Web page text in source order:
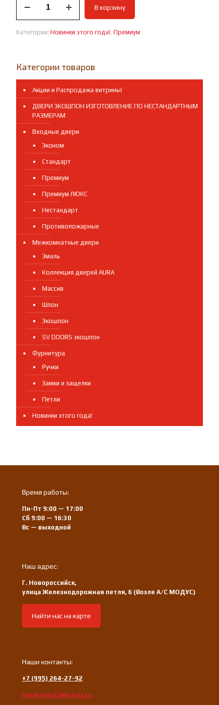
товара
премиум
НОВИНКА!
В корзину
Категории: Новинки этого года! Премиум
Категории товаров
Акции и Распродажа витрины!
ДВЕРИ ЭКОШПОН ИЗГОТОВЛЕНИЕ ПО НЕСТАНДАРТНЫМ
РАЗМЕРАМ
Входные двери
Эконом
Стандарт
Премиум
Премиум ЛЮКС
Нестандарт
Противопожарные
Межкомнатные двери
Эмаль
Коллекция дверей AURA
Массив
Шпон
Экошпон
SV DOORS экошпон
Фурнитура
Ручки
Замки и защелки
Петли
Новинки этого года!
Время работы:
Пн-Пт 9:00 — 17:00
Сб 9:00 — 16:30
Вс — выходной
Наш адрес:
Г. Новороссийск,
улица Железнодорожная петля, 6 (Возле А/С МОДУС)
Найти нас на карте
Наши контакты:
+7 (995) 264-27-92
mirdverei23@inbox.ru